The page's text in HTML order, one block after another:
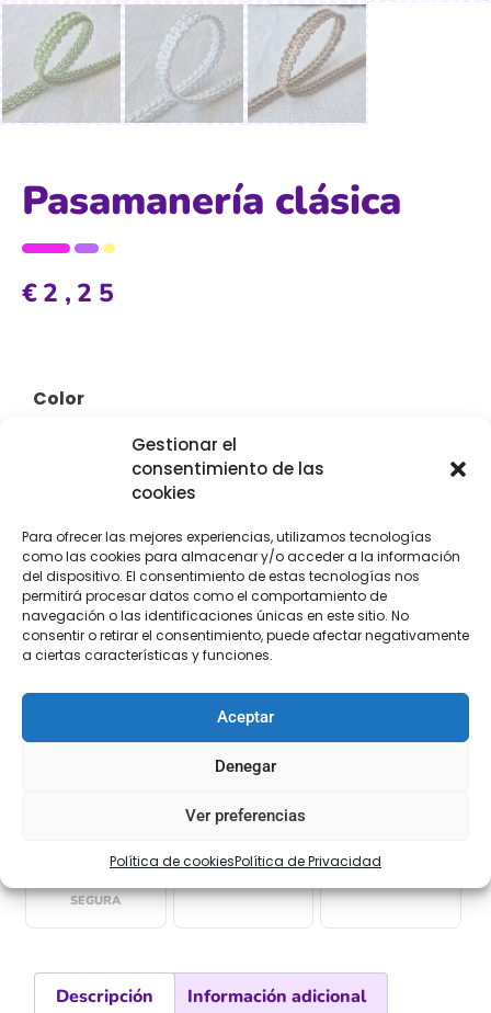
Gestionar el
consentimiento de las
cookies
Para ofrecer las mejores experiencias, utilizamos tecnologías
como las cookies para almacenar y/o acceder a la información
del dispositivo. El consentimiento de estas tecnologías nos
permitirá procesar datos como el comportamiento de
navegación o las identificaciones únicas en este sitio. No
consentir o retirar el consentimiento, puede afectar negativamente
a ciertas características y funciones.
Aceptar
Denegar
Ver preferencias
Política de cookiesPolítica de Privacidad
Pasamanería clásica
€2,25
Color
Añadir al carrito
[Las unidades seleccionadas son enMETROS]
SEGURA
Descripción
Información adicional